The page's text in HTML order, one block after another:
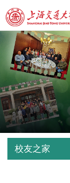
校友之家